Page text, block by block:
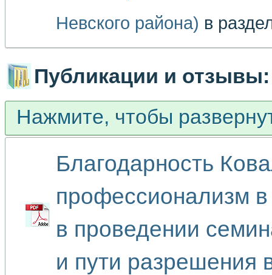
Невского района) в
Публикации и отзывы:
Нажмите, чтобы
Благодарность
профессионализм в
в проведении
и пути разрешения